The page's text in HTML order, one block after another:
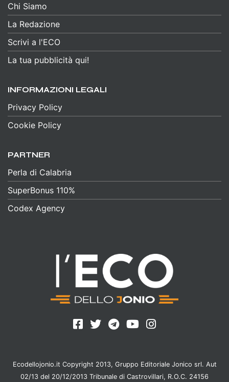
Chi Siamo
La Redazione
Scrivi a l'ECO
La tua pubblicità qui!
INFORMAZIONI LEGALI
Privacy Policy
Cookie Policy
PARTNER
Perla di Calabria
SuperBonus 110%
Codex Agency
Ecodellojonio.it Copyright 2013, Gruppo Editoriale Jonico srl. Aut
02/13 del 20/12/2013 Tribunale di Castrovillari, R.O.C. 24156